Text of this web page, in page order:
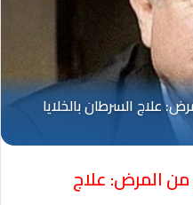
المرض: علاج